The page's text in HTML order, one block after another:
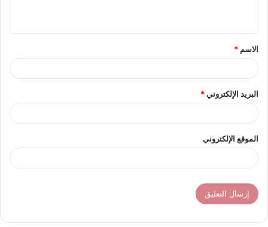
ق
*
الاسم *
البريد الإلكتروني*
الموقع الإلكتروني